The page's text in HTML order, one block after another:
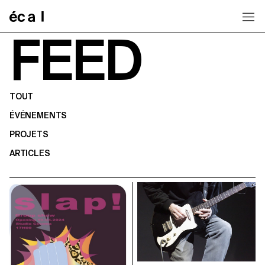
FEED
TOUT
ÉVÉNEMENTS
PROJETS
ARTICLES